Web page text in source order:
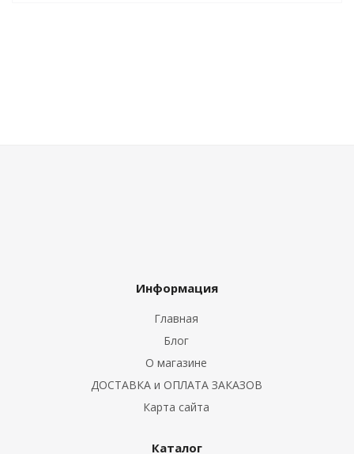
Информация
Главная
Блог
О магазине
ДОСТАВКА и ОПЛАТА ЗАКАЗОВ
Карта сайта
Каталог